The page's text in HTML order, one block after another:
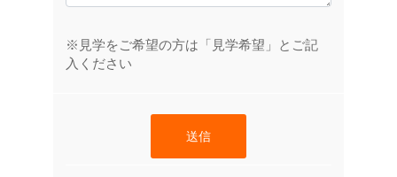
※見学をご希望の方は「見学希望」とご記
入ください
送信